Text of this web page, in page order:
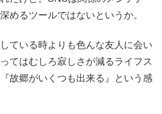
めるツールではないというか。
ている時よりも色んな友人に会い
てはむしろ寂しさが減るライフス
故郷がいくつも出来る』という感